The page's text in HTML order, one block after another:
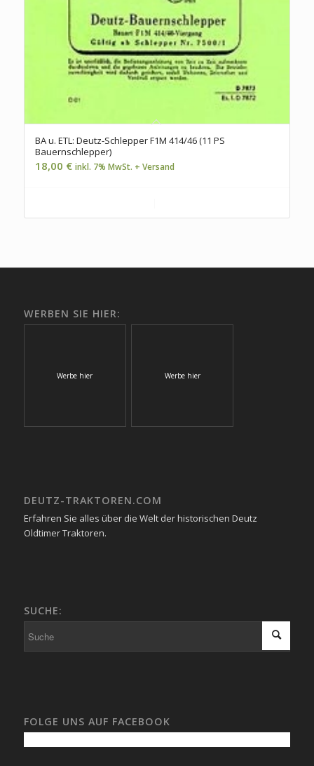
BA u. ETL: Deutz-Schlepper F1M 414/46 (11 PS
Bauernschlepper)
18,00 € inkl. 7% MwSt. + Versand
WERBEN SIE HIER:
Werbe hier Werbe hier
DEUTZ-TRAKTOREN.COM
Erfahren Sie alles über die Welt der historischen Deutz
Oldtimer Traktoren.
SUCHE:
FOLGE UNS AUF FACEBOOK